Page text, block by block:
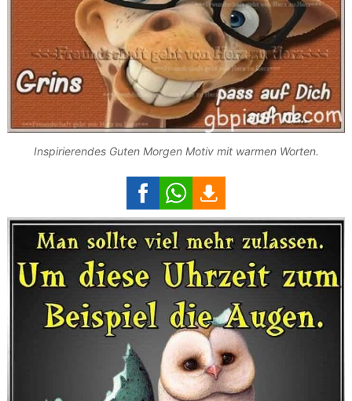
Inspirierendes Guten Morgen Motiv mit warmen Worten.